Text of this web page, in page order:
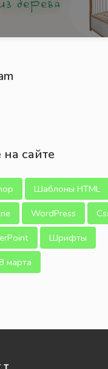
сайте
Шаблоны HTML
WordPress
Шрифты
марта